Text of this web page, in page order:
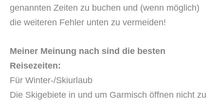
genannten Zeiten zu buchen und (wenn möglich)
die weiteren Fehler unten zu vermeiden!
Meiner Meinung nach sind die besten
Reisezeiten:
Für Winter-/Skiurlaub
Die Skigebiete in und um Garmisch öffnen nicht zu